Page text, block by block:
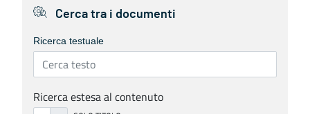
Cerca tra i documenti
Ricerca testuale
Ricerca estesa al contenuto